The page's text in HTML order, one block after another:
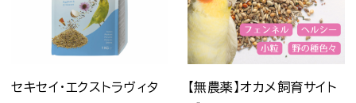
セキセイ・エクストラヴィタ
【無農薬】オカメ飼育サイト